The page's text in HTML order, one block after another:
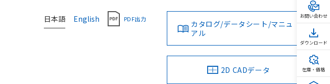
日本語 English PDF出力
カタログ/データシート/マニュ
アル
2D CADデータ
お問い合わせ
ダウンロード
在庫・価格